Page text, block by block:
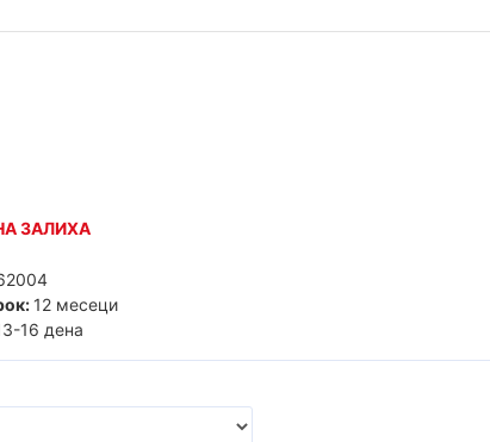
ЗАЛИХА
12 месеци
16 дена